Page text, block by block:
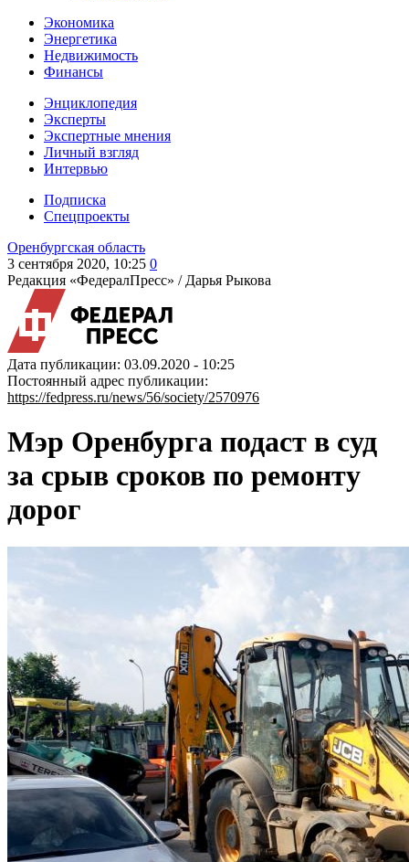
Экономика
Энергетика
Недвижимость
Финансы
Энциклопедия
Эксперты
Экспертные мнения
Личный взгляд
Интервью
Подписка
Спецпроекты
Оренбургская область
3 сентября 2020, 10:25 0
Редакция «ФедералПресс» / Дарья Рыкова
Дата публикации: 03.09.2020 - 10:25
Постоянный адрес публикации:
https://fedpress.ru/news/56/society/2570976
Мэр Оренбурга подаст в суд
за срыв сроков по ремонту
дорог